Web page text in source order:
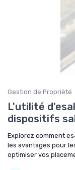
Gestion de Propriété
L'utilité
dispositifs
Explorez comment
les avantages pour
optimiser vos